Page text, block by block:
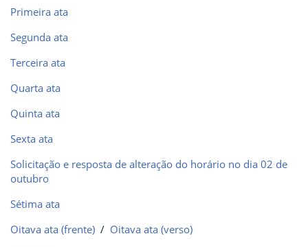
Primeira ata
Segunda ata
Terceira ata
Quarta ata
Quinta ata
Sexta ata
Solicitação e resposta de alteração do horário no dia 02 de
outubro
Sétima ata
Oitava ata (frente) / Oitava ata (verso)